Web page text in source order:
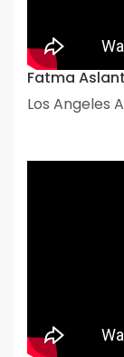
Fatma
Los Angeles